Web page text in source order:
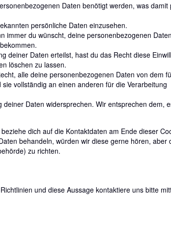
Daten benötigt werden, was damit
persönliche Daten einzusehen.
immer du wünscht, deine personenbezogenen
deiner Daten erteilst, hast du das Recht diese
löschen zu lassen.
alle deine personenbezogenen Daten von dem
vollständig an einen anderen für die Verarbeitung
Daten widersprechen. Wir entsprechen dem,
dich auf die Kontaktdaten am Ende dieser
behandeln, würden wir diese gerne hören, aber
zu richten.
und diese Aussage kontaktiere uns bitte